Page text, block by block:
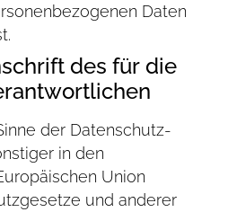
Daten
des für die
der Datenschutz-
in den
Union
und anderer